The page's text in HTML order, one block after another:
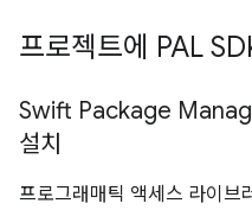
프로젝트에 PAL
Swift Package
설치
프로그래매틱 액세스 라이브